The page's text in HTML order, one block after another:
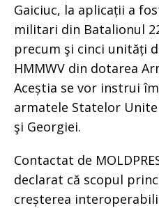
Gaiciuc, la aplicații a
militari din Batalionul
precum şi cinci unități
HMMWV din dotarea
Aceștia se vor instrui
armatele Statelor
şi Georgiei.
Contactat de
declarat că scopul
creșterea